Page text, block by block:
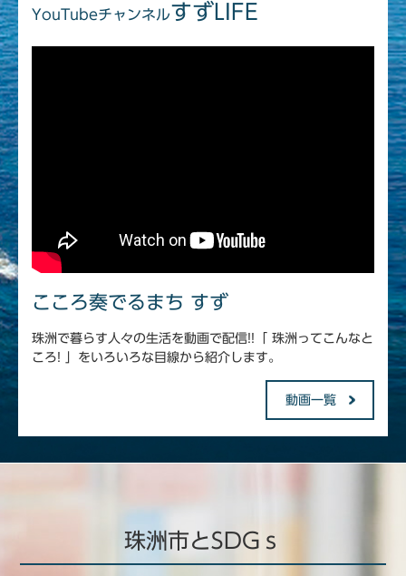
YouTubeチャンネルすずLIFE
こころ奏でるまち すず
珠洲で暮らす人々の生活を動画で配信!!「 珠洲ってこんなと
ころ! 」をいろいろな目線から紹介します。
動画一覧
珠洲市とSDGｓ